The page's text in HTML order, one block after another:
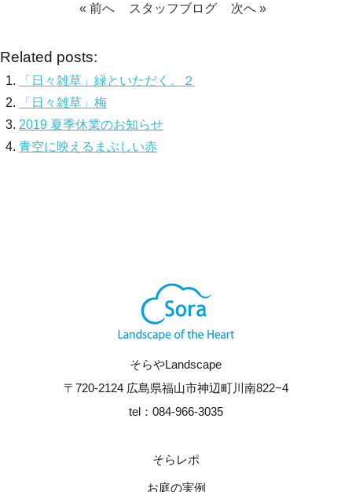
« 前へ スタッフブログ 次へ »
Related posts:
「日々雑草」緑といただく。２
「日々雑草」梅
2019 夏季休業のお知らせ
青空に映えるまぶしい赤
そらやLandscape
〒720-2124 広島県福山市神辺町川南822−4
tel：084-966-3035
そらレポ
お庭の実例